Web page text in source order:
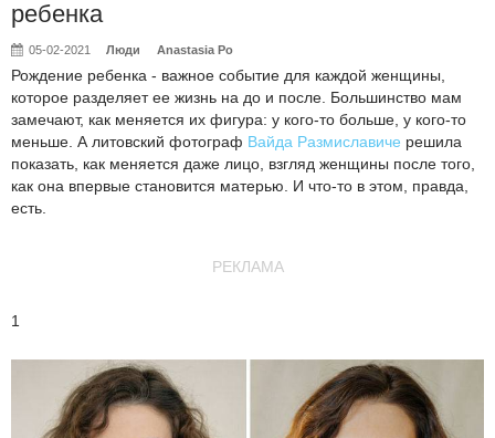
ребенка
05-02-2021 Люди Anastasia Po
Рождение ребенка - важное событие для каждой женщины,
которое разделяет ее жизнь на до и после. Большинство мам
замечают, как меняется их фигура: у кого-то больше, у кого-то
меньше. А литовский фотограф Вайда Размиславиче решила
показать, как меняется даже лицо, взгляд женщины после того,
как она впервые становится матерью. И что-то в этом, правда,
есть.
РЕКЛАМА
1